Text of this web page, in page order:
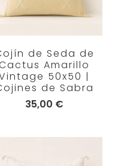
de Seda de
Amarillo
50x50 |
de Sabra
35,00 €